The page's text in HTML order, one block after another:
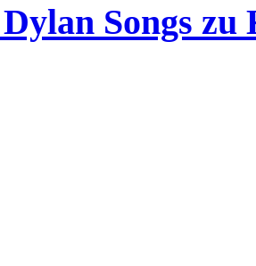
Songs